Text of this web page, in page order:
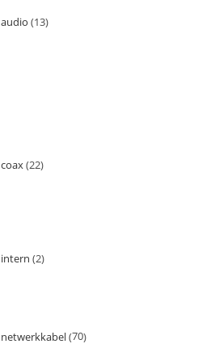
audio 13
coax 22
intern 2
netwerkkabel 70